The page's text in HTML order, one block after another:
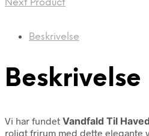
Next Product
Beskrivelse
Beskrivelse
Vi har fundet Vandfald Til
roligt frirum med dette elegante